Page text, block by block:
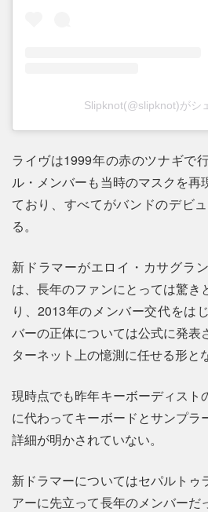
Slipknot(@slipknot)がシ
ライヴは1999年の赤のツナギで
ル・メンバーも当時のマスクを再
ており、すべてがバンドのデビ
る。
新ドラマーがエロイ・カサグラ
は、長年のファンにとっては驚き
り、2013年のメンバー交代をは
バーの正体については公式に発表
ターネット上の憶測に任せる形と
現時点でも昨年キーボーディスト
に代わってキーボードとサンプラ
詳細が明かされていない。
新ドラマーについてはセパルトゥ
アーに先立って長年のメンバーだ